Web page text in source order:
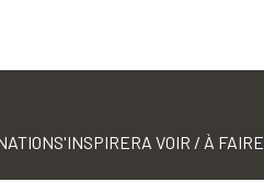
S'INSPIRERA VOIR / À FAIRE